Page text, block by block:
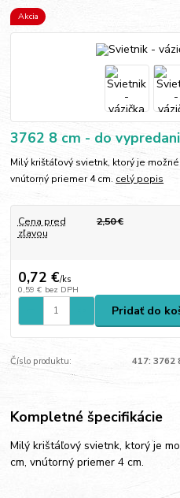
Akcia
3762 8 cm - do
Milý krištáľový svietnk, ktorý je
vnútorný priemer 4 cm. celý popis
Cena pred
zľavou
2,50 €
0,72 €/ks
0,59 € bez DPH
Pridať do
Číslo produktu: 417: 3762
Kompletné špecifikácie
Milý krištáľový svietnk, ktorý je
cm, vnútorný priemer 4 cm.